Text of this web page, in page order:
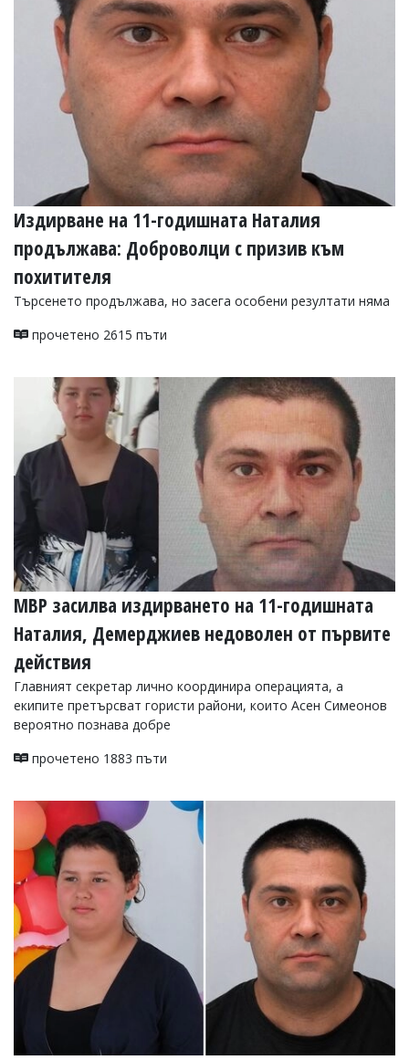
УКРАЙНА
РАЗСЛЕДВАНЕ
Василев,
email:
v.vasilev@flagman.bg
Катя
Касабова,
еmail:k.kassabova@flagman.bg
Главен
редактор:
office@flagman.bg
Коментарите
статиите
се
читателите
и
редакцията
не
носи
отговорност
за
тях!
Ако
откриете
обиден
за
вас
моля
Издирване на 11-годишната Наталия
продължава: Доброволци с призив към
похитителя
Търсенето продължава, но засега особени резултати няма
прочетено 2615 пъти
МВР засилва издирването на 11-годишната
Наталия, Демерджиев недоволен от първите
действия
Главният секретар лично координира операцията, а
екипите претърсват гористи райони, които Асен Симеонов
вероятно познава добре
прочетено 1883 пъти